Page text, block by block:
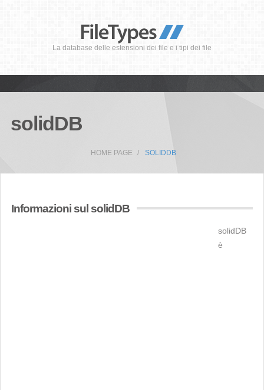
La database delle estensioni dei file e i tipi dei file
solidDB
HOME PAGE SOLIDDB
Informazioni sul solidDB
solidDB
è